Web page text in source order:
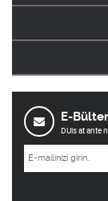
E-
DUis at ante